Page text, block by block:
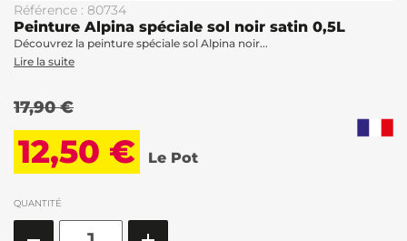
Référence : 80734
Peinture Alpina spéciale sol noir satin 0,5L
Découvrez la peinture spéciale sol Alpina noir...
Lire la suite
17,90 €
12,50 € Le Pot
QUANTITÉ